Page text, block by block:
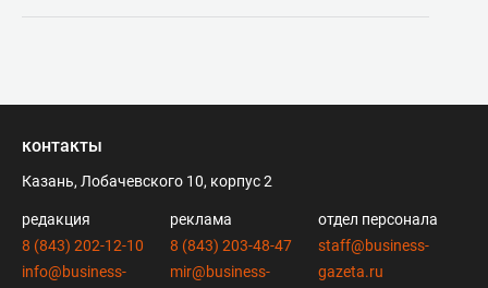
контакты
Казань, Лобачевского 10, корпус 2
редакция
8 (843) 202-12-10
info@business-
реклама
8 (843) 203-48-47
mir@business-
отдел персонала
staff@business-
gazeta.ru